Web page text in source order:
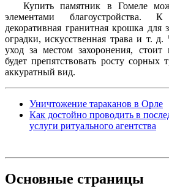
Купить памятник в Гомеле
элементами благоустройства.
декоративная гранитная крошка для
оградки, искусственная трава и т.
уход за местом захоронения,
будет препятствовать росту сорных
аккуратный вид.
Уничтожение тараканов в Орле
Как достойно проводить в
услуги ритуального агентства
Основные страницы